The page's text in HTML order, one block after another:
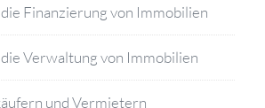
Finanzierung von Immobilien
Verwaltung von Immobilien
und Vermietern